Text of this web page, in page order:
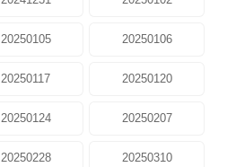
20250105 20250106
20250117 20250120
20250124 20250207
20250228 20250310